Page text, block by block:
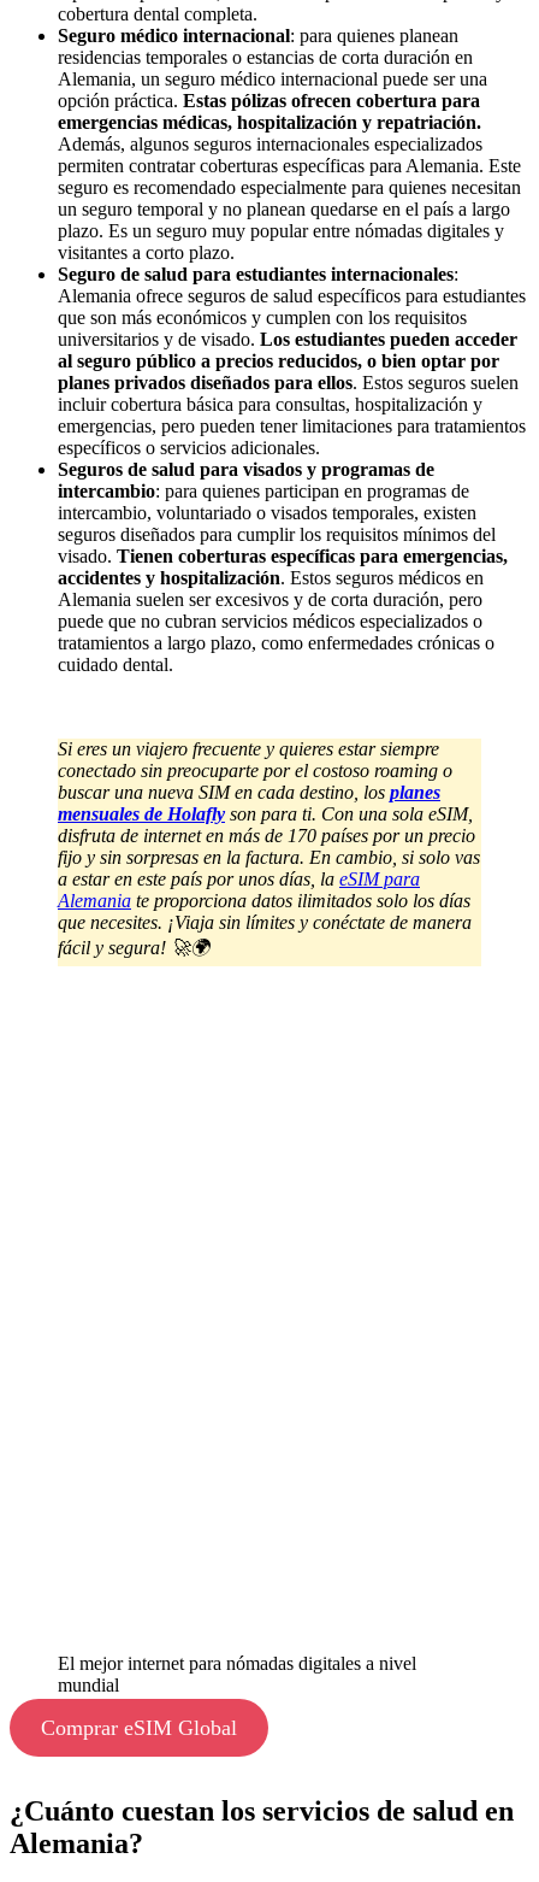
cobertura dental completa.
Seguro médico internacional: para quienes planean
residencias temporales o estancias de corta duración en
Alemania, un seguro médico internacional puede ser una
opción práctica. Estas pólizas ofrecen cobertura para
emergencias médicas, hospitalización y repatriación.
Además, algunos seguros internacionales especializados
permiten contratar coberturas específicas para Alemania. Este
seguro es recomendado especialmente para quienes necesitan
un seguro temporal y no planean quedarse en el país a largo
plazo. Es un seguro muy popular entre nómadas digitales y
visitantes a corto plazo.
Seguro de salud para estudiantes internacionales:
Alemania ofrece seguros de salud específicos para estudiantes
que son más económicos y cumplen con los requisitos
universitarios y de visado. Los estudiantes pueden acceder
al seguro público a precios reducidos, o bien optar por
planes privados diseñados para ellos. Estos seguros suelen
incluir cobertura básica para consultas, hospitalización y
emergencias, pero pueden tener limitaciones para tratamientos
específicos o servicios adicionales.
Seguros de salud para visados ​​y programas de
intercambio: para quienes participan en programas de
intercambio, voluntariado o visados ​​temporales, existen
seguros diseñados para cumplir los requisitos mínimos del
visado. Tienen coberturas específicas para emergencias,
accidentes y hospitalización. Estos seguros médicos en
Alemania suelen ser excesivos y de corta duración, pero
puede que no cubran servicios médicos especializados o
tratamientos a largo plazo, como enfermedades crónicas o
cuidado dental.
Si eres un viajero frecuente y quieres estar siempre
conectado sin preocuparte por el costoso roaming o
buscar una nueva SIM en cada destino, los planes
mensuales de Holafly son para ti. Con una sola eSIM,
disfruta de internet en más de 170 países por un precio
fijo y sin sorpresas en la factura. En cambio, si solo vas
a estar en este país por unos días, la eSIM para
Alemania te proporciona datos ilimitados solo los días
que necesites. ¡Viaja sin límites y conéctate de manera
fácil y segura! 🚀🌍
El mejor internet para nómadas digitales a nivel
mundial
Comprar eSIM Global
¿Cuánto cuestan los servicios de salud en
Alemania?